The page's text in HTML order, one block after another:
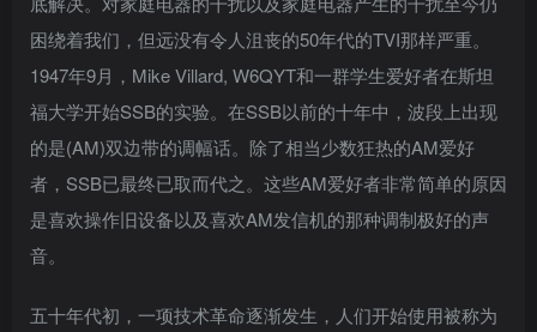
困绕着我们，但远没有令人沮丧的50年代的TVI那样严重。
1947年9月，Mike Villard, W6QYT和一群学生爱好者在斯坦
福大学开始SSB的实验。在SSB以前的十年中，波段上出现
的是(AM)双边带的调幅话。除了相当少数狂热的AM爱好
者，SSB已最终已取而代之。这些AM爱好者非常简单的原因
是喜欢操作旧设备以及喜欢AM发信机的那种调制极好的声
音。
五十年代初，一项技术革命逐渐发生，人们开始使用被称为